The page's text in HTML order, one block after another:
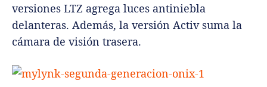
versiones LTZ agrega luces antiniebla
delanteras. Además, la versión Activ suma la
cámara de visión trasera.